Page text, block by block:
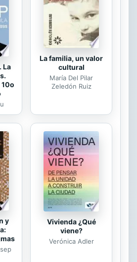
recorridos por el coronel
desde su infancia, se
de...
La
La familia, un valor
cultural
María Del Pilar
Zeledón Ruiz
y
Vivienda ¿Qué
viene?
Verónica Adler